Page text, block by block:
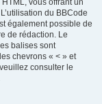
vous offrant un
du BBCode
également possible de
de rédaction. Le
balises sont
chevrons « < » et
consulter le